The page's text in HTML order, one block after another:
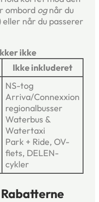
ombord ognår du
når du passerer
ikke
Ikke inkluderet
NS-tog
Arriva/Connexxion
regionalbusser
Waterbus &
Watertaxi
Park + Ride, OV-
fiets, DELEN-
cykler